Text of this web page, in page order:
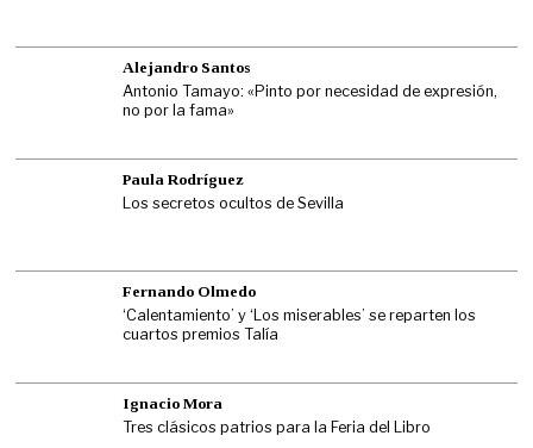
Alejandro Santos
Antonio Tamayo: «Pinto por necesidad de expresión,
no por la fama»
Paula Rodríguez
Los secretos ocultos de Sevilla
Fernando Olmedo
‘Calentamiento’ y ‘Los miserables’ se reparten los
cuartos premios Talía
Ignacio Mora
Tres clásicos patrios para la Feria del Libro